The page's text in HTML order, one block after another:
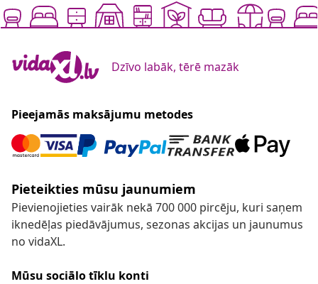
Dzīvo labāk, tērē mazāk
Pieejamās maksājumu metodes
Pieteikties mūsu jaunumiem
Pievienojieties vairāk nekā 700 000 pircēju, kuri saņem
iknedēļas piedāvājumus, sezonas akcijas un jaunumus
no vidaXL.
Mūsu sociālo tīklu konti